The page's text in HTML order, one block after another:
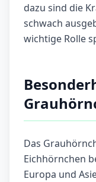
dazu sind die
schwach
wichtige Rolle
Das
Eichhörnchen
Europa und